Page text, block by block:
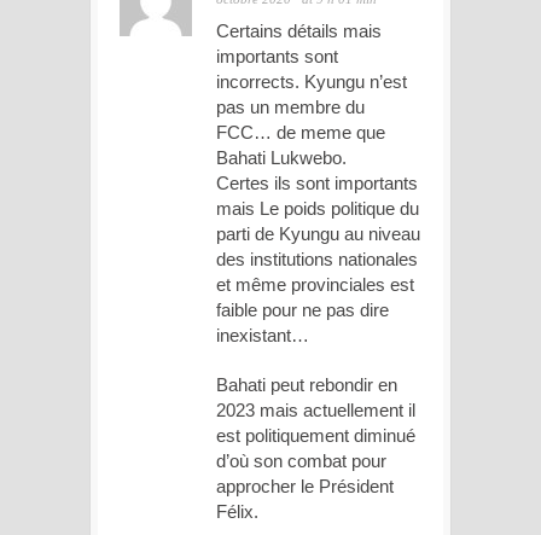
Certains détails mais
importants sont
incorrects. Kyungu n’est
pas un membre du
FCC… de meme que
Bahati Lukwebo.
Certes ils sont importants
mais Le poids politique du
parti de Kyungu au niveau
des institutions nationales
et même provinciales est
faible pour ne pas dire
inexistant…
Bahati peut rebondir en
2023 mais actuellement il
est politiquement diminué
d’où son combat pour
approcher le Président
Félix.